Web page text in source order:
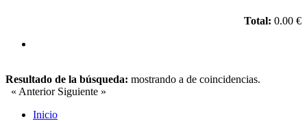
Total: 0.00 €
Resultado de la búsqueda: mostrando a de coincidencias.
« Anterior Siguiente »
Inicio